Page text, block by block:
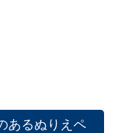
あるぬりえペ